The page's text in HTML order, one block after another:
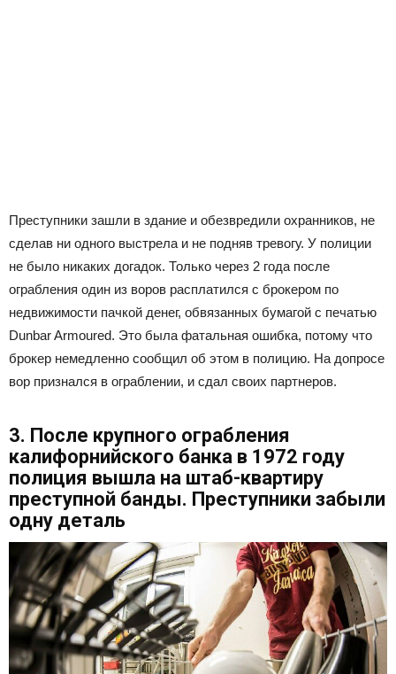
Преступники зашли в здание и обезвредили охранников, не
сделав ни одного выстрела и не подняв тревогу. У полиции
не было никаких догадок. Только через 2 года после
ограбления один из воров расплатился с брокером по
недвижимости пачкой денег, обвязанных бумагой с печатью
Dunbar Armoured. Это была фатальная ошибка, потому что
брокер немедленно сообщил об этом в полицию. На допросе
вор признался в ограблении, и сдал своих партнеров.
3. После крупного ограбления
калифорнийского банка в 1972 году
полиция вышла на штаб-квартиру
преступной банды. Преступники забыли
одну деталь